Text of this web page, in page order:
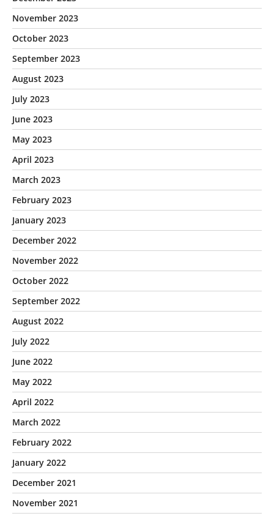
November 2023
October 2023
September 2023
August 2023
July 2023
June 2023
May 2023
April 2023
March 2023
February 2023
January 2023
December 2022
November 2022
October 2022
September 2022
August 2022
July 2022
June 2022
May 2022
April 2022
March 2022
February 2022
January 2022
December 2021
November 2021